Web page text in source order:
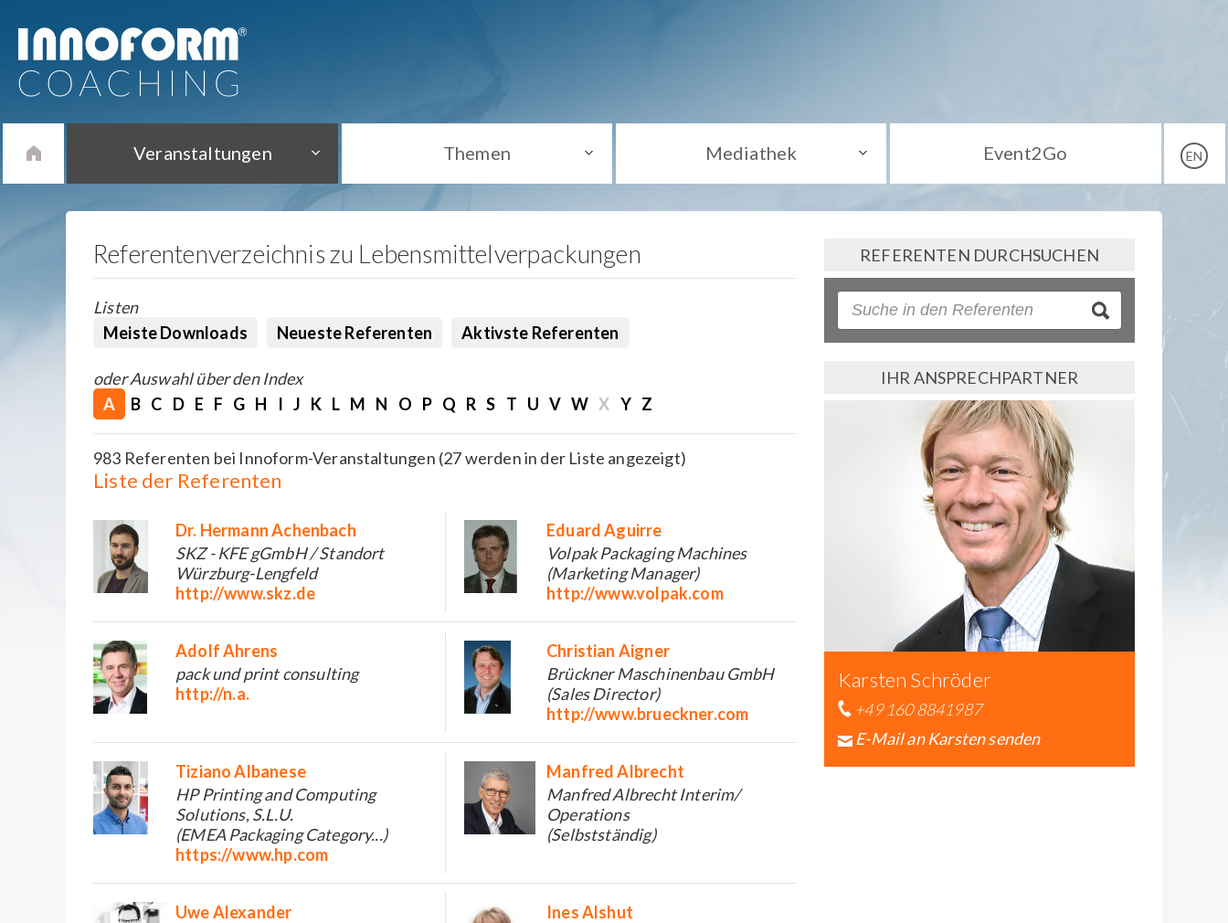
Veranstaltungen Themen Mediathek Event2Go EN
Referentenverzeichnis zu Lebensmittelverpackungen
Listen
Meiste Downloads
Neueste Referenten Aktivste Referenten
oder Auswahl über den Index
A
B C D E F G H I J K L M N O P Q R S T U V W X Y Z
983 Referenten bei Innoform-Veranstaltungen (27 werden in der Liste angezeigt)
Liste der Referenten
Dr. Hermann Achenbach
SKZ - KFE gGmbH / Standort
Würzburg-Lengfeld
http://www.skz.de
Eduard Aguirre
Volpak Packaging Machines
(Marketing Manager)
http://www.volpak.com
Adolf Ahrens
pack und print consulting
http://n.a.
Christian Aigner
Brückner Maschinenbau GmbH
(Sales Director)
http://www.brueckner.com
Tiziano Albanese
HP Printing and Computing
Solutions, S.L.U.
(EMEA Packaging Category...)
https://www.hp.com
Manfred Albrecht
Manfred Albrecht Interim/
Operations
(Selbstständig)
Uwe Alexander
Ines Alshut
REFERENTEN DURCHSUCHEN
IHR ANSPRECHPARTNER
Karsten Schröder
+49 160 8841987
E-Mail an Karsten senden